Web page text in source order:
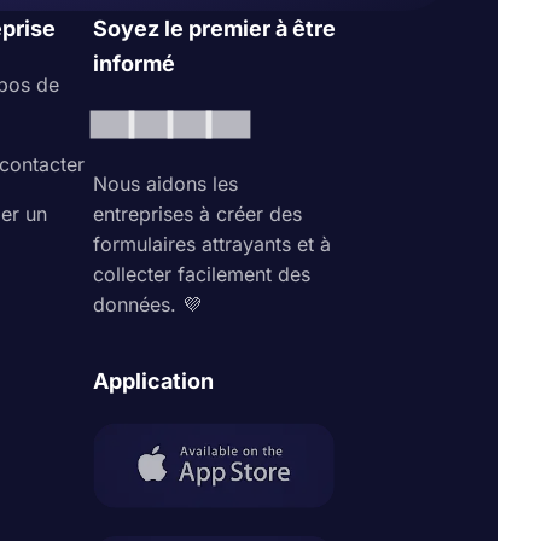
sont plus
pouvez
sur la page
de
de
et de
de
un
Soyez le premier à être
informé
Nous aidons les
entreprises à créer des
formulaires attrayants et à
collecter facilement des
données. 💜
Application